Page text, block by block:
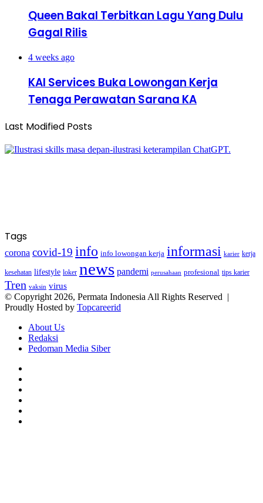
Queen Bakal Terbitkan Lagu Yang Dulu
Gagal Rilis
4 weeks ago
KAI Services Buka Lowongan Kerja
Tenaga Perawatan Sarana KA
Last Modified Posts
Tags
corona covid-19 info info lowongan kerja informasi karier kerja
kesehatan lifestyle loker news pandemi perusahaan profesional tips karier
Tren vaksin virus
© Copyright 2026, Permata Indonesia All Rights Reserved |
Proudly Hosted by Topcareerid
About Us
Redaksi
Pedoman Media Siber